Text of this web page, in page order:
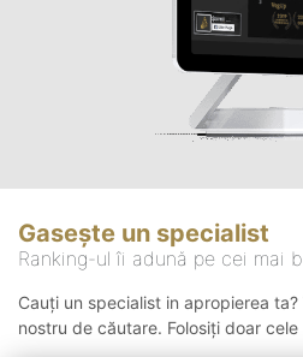
Gasește un specialist
Ranking-ul îi adună pe cei mai
Cauți un specialist in apropierea
nostru de căutare. Folosiți doar